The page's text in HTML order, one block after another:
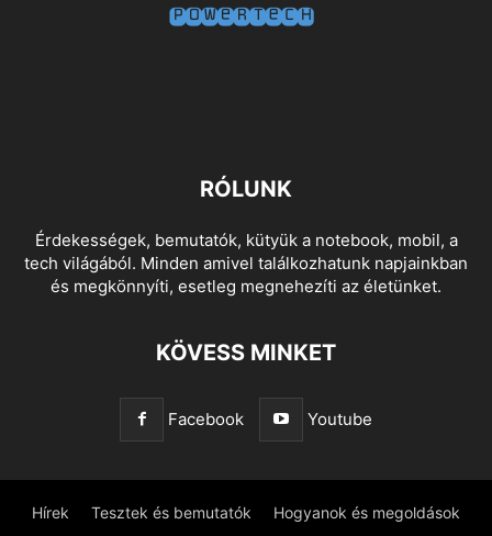
RÓLUNK
Érdekességek, bemutatók, kütyük a notebook, mobil, a
tech világából. Minden amivel találkozhatunk napjainkban
és megkönnyíti, esetleg megnehezíti az életünket.
KÖVESS MINKET
Facebook Youtube
Hírek Tesztek és bemutatók Hogyanok és megoldások